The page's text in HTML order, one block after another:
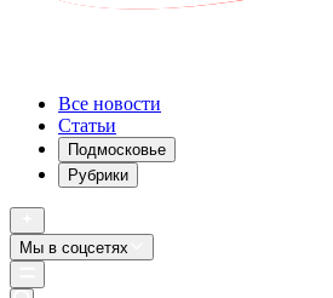
Все новости
Статьи
Подмосковье
Рубрики
Мы в соцсетях